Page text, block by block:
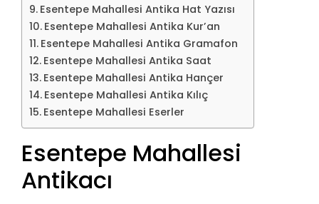
Esentepe Mahallesi Antika Hat Yazısı
Esentepe Mahallesi Antika Kur’an
Esentepe Mahallesi Antika Gramafon
Esentepe Mahallesi Antika Saat
Esentepe Mahallesi Antika Hançer
Esentepe Mahallesi Antika Kılıç
Esentepe Mahallesi Eserler
Esentepe Mahallesi
Antikacı